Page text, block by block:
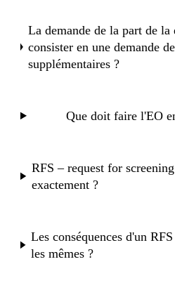
La demande de la part de la
consister en une demande
supplémentaires ?
Que doit faire l'EO
RFS – request for
exactement ?
Les conséquences d'un
les mêmes ?